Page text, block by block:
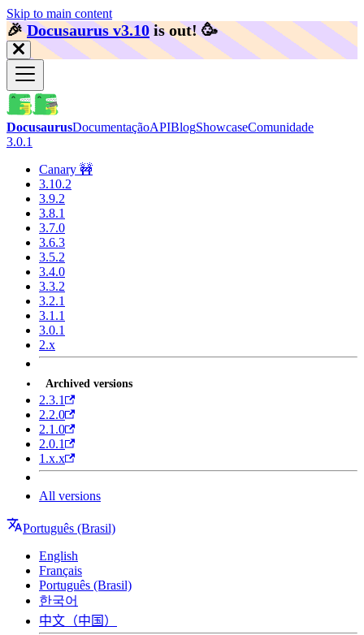
Skip to main content
🎉️Docusaurus v3.10 is out! 🥳️
DocusaurusDocumentaçãoAPIBlogShowcaseComunidade
3.0.1
Canary 🚧
3.10.2
3.9.2
3.8.1
3.7.0
3.6.3
3.5.2
3.4.0
3.3.2
3.2.1
3.1.1
3.0.1
2.x
Archived versions
2.3.1
2.2.0
2.1.0
2.0.1
1.x.x
All versions
Português (Brasil)
English
Français
Português (Brasil)
한국어
中文（中国）